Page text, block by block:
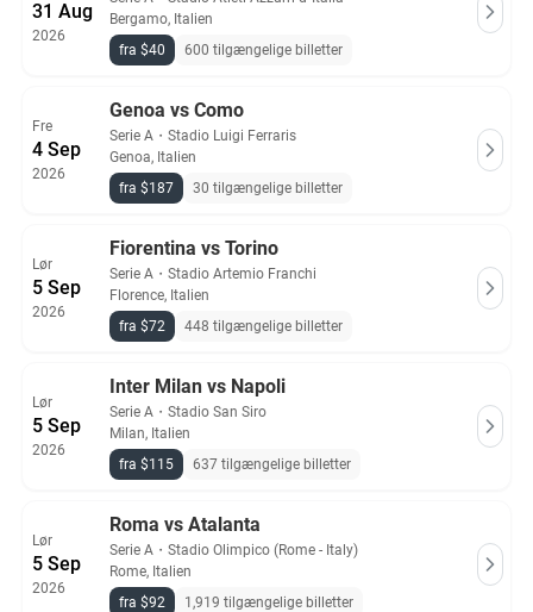
31 Aug
2026
Bergamo, Italien
fra $40
600 tilgængelige billetter
Fre
4 Sep
2026
Genoa vs Como
Serie A ・ Stadio Luigi Ferraris
Genoa, Italien
fra $187
30 tilgængelige billetter
Lør
5 Sep
2026
Fiorentina vs Torino
Serie A ・ Stadio Artemio Franchi
Florence, Italien
fra $72
448 tilgængelige billetter
Lør
5 Sep
2026
Inter Milan vs Napoli
Serie A ・ Stadio San Siro
Milan, Italien
fra $115
637 tilgængelige billetter
Lør
5 Sep
2026
Roma vs Atalanta
Serie A ・ Stadio Olimpico (Rome - Italy)
Rome, Italien
fra $92
1,919 tilgængelige billetter